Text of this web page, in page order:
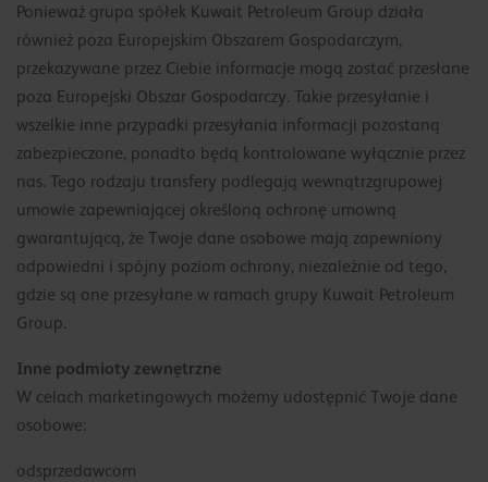
Ponieważ grupa spółek Kuwait Petroleum Group działa
również poza Europejskim Obszarem Gospodarczym,
przekazywane przez Ciebie informacje mogą zostać przesłane
poza Europejski Obszar Gospodarczy. Takie przesyłanie i
wszelkie inne przypadki przesyłania informacji pozostaną
zabezpieczone, ponadto będą kontrolowane wyłącznie przez
nas. Tego rodzaju transfery podlegają wewnątrzgrupowej
umowie zapewniającej określoną ochronę umowną
gwarantującą, że Twoje dane osobowe mają zapewniony
odpowiedni i spójny poziom ochrony, niezależnie od tego,
gdzie są one przesyłane w ramach grupy Kuwait Petroleum
Group.
Inne podmioty zewnętrzne
W celach marketingowych możemy udostępnić Twoje dane
osobowe:
odsprzedawcom